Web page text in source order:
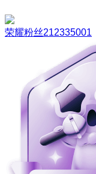
荣耀粉丝212335001